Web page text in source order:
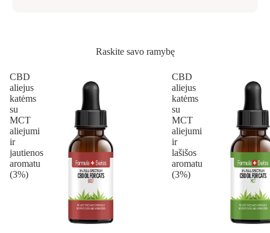
Raskite savo ramybę
CBD
aliejus
katėms
su
MCT
aliejumi
ir
jautienos
aromatu
(3%)
CBD
aliejus
katėms
su
MCT
aliejumi
ir
lašišos
aromatu
(3%)